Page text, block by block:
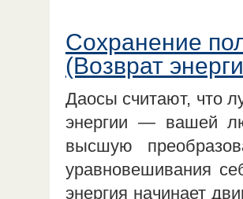
Сохранение
(Возврат
Даосы считают, что
энергии — вашей
высшую
уравновешивания
энергия начинает